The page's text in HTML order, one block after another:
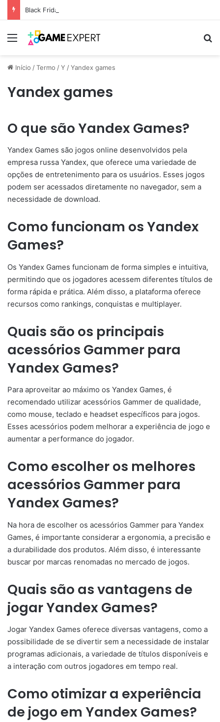
Black Friday: descontos incríveis em eletrônicos
Menu
Início /Termo /Y /Yandex games
Yandex games
O que são Yandex Games?
Yandex Games são jogos online desenvolvidos pela
empresa russa Yandex, que oferece uma variedade de
opções de entretenimento para os usuários. Esses jogos
podem ser acessados diretamente no navegador, sem a
necessidade de download.
Como funcionam os Yandex
Games?
Os Yandex Games funcionam de forma simples e intuitiva,
permitindo que os jogadores acessem diferentes títulos de
forma rápida e prática. Além disso, a plataforma oferece
recursos como rankings, conquistas e multiplayer.
Quais são os principais
acessórios Gammer para
Yandex Games?
Para aproveitar ao máximo os Yandex Games, é
recomendado utilizar acessórios Gammer de qualidade,
como mouse, teclado e headset específicos para jogos.
Esses acessórios podem melhorar a experiência de jogo e
aumentar a performance do jogador.
Como escolher os melhores
acessórios Gammer para
Yandex Games?
Na hora de escolher os acessórios Gammer para Yandex
Games, é importante considerar a ergonomia, a precisão e
a durabilidade dos produtos. Além disso, é interessante
buscar por marcas renomadas no mercado de jogos.
Quais são as vantagens de
jogar Yandex Games?
Jogar Yandex Games oferece diversas vantagens, como a
possibilidade de se divertir sem a necessidade de instalar
programas adicionais, a variedade de títulos disponíveis e
a interação com outros jogadores em tempo real.
Como otimizar a experiência
de jogo em Yandex Games?